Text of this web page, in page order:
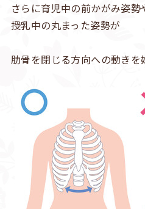
さらに育児中の前かがみ姿勢
授乳中の丸まった姿勢が
肋骨を閉じる方向への動きを